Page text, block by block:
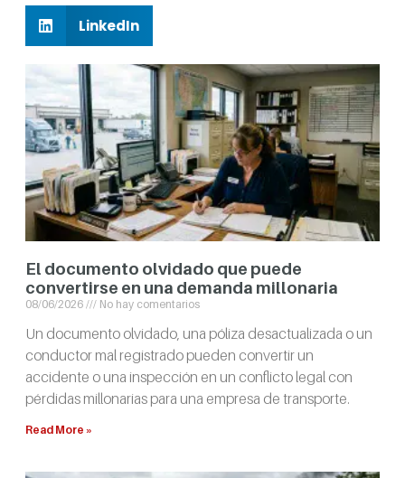
LinkedIn
El documento olvidado que puede
convertirse en una demanda millonaria
08/06/2026 No hay comentarios
Un documento olvidado, una póliza desactualizada o un
conductor mal registrado pueden convertir un
accidente o una inspección en un conflicto legal con
pérdidas millonarias para una empresa de transporte.
Read More »